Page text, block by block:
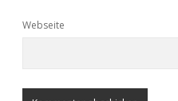
Webseite